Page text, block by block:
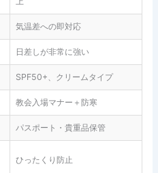
気温差への即対応
日差しが非常に強い
SPF50+、クリームタイプ
教会入場マナー＋防寒
パスポート・貴重品保管
ひったくり防止